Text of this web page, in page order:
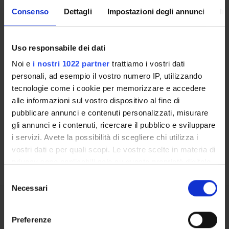
Consenso Dettagli Impostazioni degli annunci
Uso responsabile dei dati
Noi e i nostri 1022 partner trattiamo i vostri dati
personali, ad esempio il vostro numero IP, utilizzando
tecnologie come i cookie per memorizzare e accedere
alle informazioni sul vostro dispositivo al fine di
pubblicare annunci e contenuti personalizzati, misurare
gli annunci e i contenuti, ricercare il pubblico e sviluppare
i servizi. Avete la possibilità di scegliere chi utilizza i
vostri dati e per quali scopi. Le vostre scelte in materia di
modificare o revocare il proprio consenso in qualsiasi
momento dalla Dichiarazione sui cookie o facendo clic
delNecessari
Preferenze
Contatti
Persone
Luoghi
Calendario